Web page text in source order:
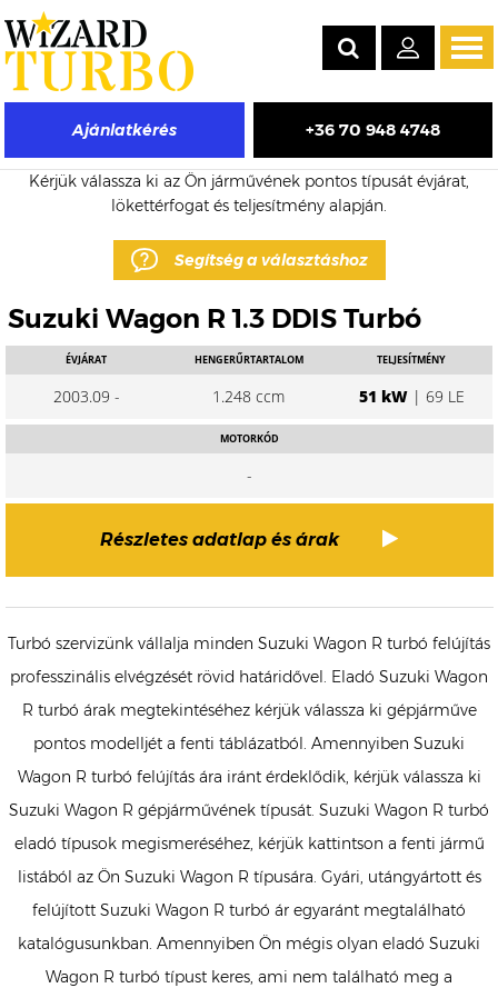
Ajánlatkérés +36 70 948 4748
Suzuki Wagon R eladó turbó árak
Kérjük válassza ki az Ön járművének pontos típusát évjárat,
lökettérfogat és teljesítmény alapján.
Segítség a választáshoz
Suzuki Wagon R 1.3 DDIS Turbó
ÉVJÁRAT
2003.09 -
HENGERŰRTARTALOM
1.248 ccm
TELJESÍTMÉNY
51 kW| 69 LE
MOTORKÓD
-
Részletes adatlap és árak
Turbó szervizünk vállalja minden Suzuki Wagon R turbó felújítás
professzinális elvégzését rövid határidővel. Eladó Suzuki Wagon
R turbó árak megtekintéséhez kérjük válassza ki gépjárműve
pontos modelljét a fenti táblázatból. Amennyiben Suzuki
Wagon R turbó felújítás ára iránt érdeklődik, kérjük válassza ki
Suzuki Wagon R gépjárművének típusát. Suzuki Wagon R turbó
eladó típusok megismeréséhez, kérjük kattintson a fenti jármű
listából az Ön Suzuki Wagon R típusára. Gyári, utángyártott és
felújított Suzuki Wagon R turbó ár egyaránt megtalálható
katalógusunkban. Amennyiben Ön mégis olyan eladó Suzuki
Wagon R turbó típust keres, ami nem található meg a